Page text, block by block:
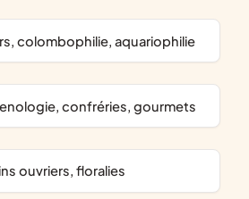
colombophilie, aquariophilie
confréries, gourmets
ouvriers, floralies